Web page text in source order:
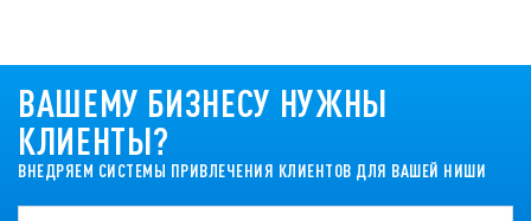
ВАШЕМУ БИЗНЕСУ НУЖНЫ
КЛИЕНТЫ?
ВНЕДРЯЕМ СИСТЕМЫ ПРИВЛЕЧЕНИЯ КЛИЕНТОВ ДЛЯ ВАШЕЙ НИШИ